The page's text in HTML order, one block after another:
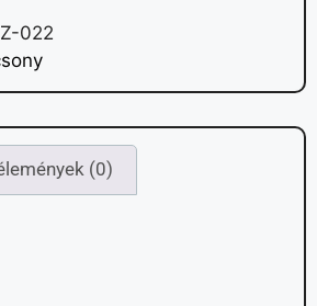
022
(0)